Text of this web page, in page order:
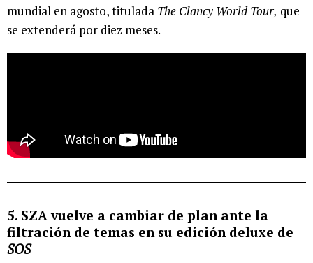
mundial en agosto, titulada The Clancy World Tour, que
se extenderá por diez meses.
5. SZA vuelve a cambiar de plan ante la
filtración de temas en su edición deluxe de
SOS